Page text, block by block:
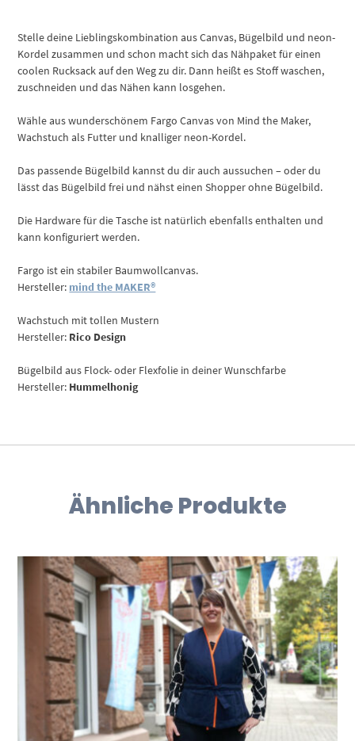
Stelle deine Lieblingskombination aus Canvas, Bügelbild und neon-
Kordel zusammen und schon macht sich das Nähpaket für einen
coolen Rucksack auf den Weg zu dir. Dann heißt es Stoff waschen,
zuschneiden und das Nähen kann losgehen.
Wähle aus wunderschönem Fargo Canvas von Mind the Maker,
Wachstuch als Futter und knalliger neon-Kordel.
Das passende Bügelbild kannst du dir auch aussuchen – oder du
lässt das Bügelbild frei und nähst einen Shopper ohne Bügelbild.
Die Hardware für die Tasche ist natürlich ebenfalls enthalten und
kann konfiguriert werden.
Fargo ist ein stabiler Baumwollcanvas.
Hersteller: mind the MAKER®
Wachstuch mit tollen Mustern
Hersteller: Rico Design
Bügelbild aus Flock- oder Flexfolie in deiner Wunschfarbe
Hersteller: Hummelhonig
Ähnliche Produkte